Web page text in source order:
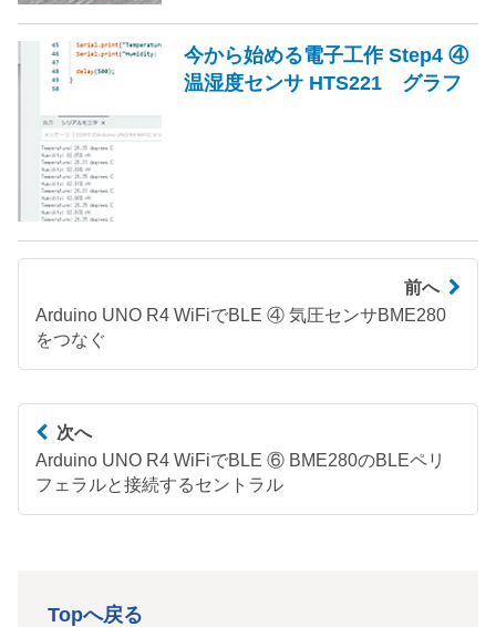
今から始める電子工作 Step4 ④
温湿度センサ HTS221 グラフ
前へ
Arduino UNO R4 WiFiでBLE ④ 気圧センサBME280
をつなぐ
次へ
Arduino UNO R4 WiFiでBLE ⑥ BME280のBLEペリ
フェラルと接続するセントラル
Topへ戻る